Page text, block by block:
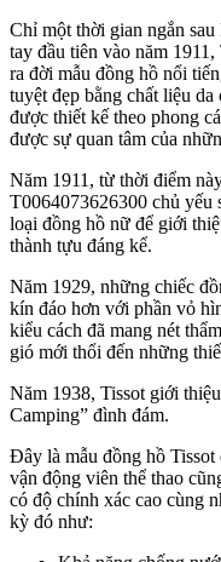
Chỉ một thời gian ngắn
tay đầu tiên vào năm
ra đời mẫu đồng hồ nổi
tuyệt đẹp bằng chất liệu
được thiết kế theo phong
được sự quan tâm của
Năm 1911, từ thời điểm
T0064073626300 chủ yếu
loại đồng hồ nữ để giới
thành tựu đáng kể.
Năm 1929, những chiếc
kín đáo hơn với phần vỏ
kiểu cách đã mang nét
gió mới thổi đến những
Năm 1938, Tissot giới
Camping” đình đám.
Đây là mẫu đồng hồ Tissot
vận động viên thể thao
có độ chính xác cao cùng
kỳ đó như: